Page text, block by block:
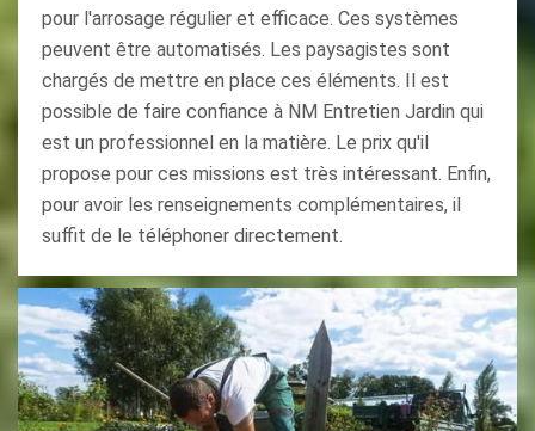
pour l'arrosage régulier et efficace. Ces systèmes
peuvent être automatisés. Les paysagistes sont
chargés de mettre en place ces éléments. Il est
possible de faire confiance à NM Entretien Jardin qui
est un professionnel en la matière. Le prix qu'il
propose pour ces missions est très intéressant. Enfin,
pour avoir les renseignements complémentaires, il
suffit de le téléphoner directement.